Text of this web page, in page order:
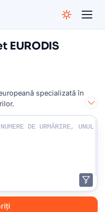
EURODIS
specializată în
urmărire: